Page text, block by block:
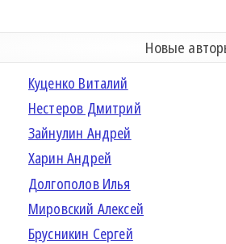
Новые
Куценко Виталий
Нестеров Дмитрий
Зайнулин Андрей
Харин Андрей
Долгополов Илья
Мировский Алексей
Брусникин Сергей